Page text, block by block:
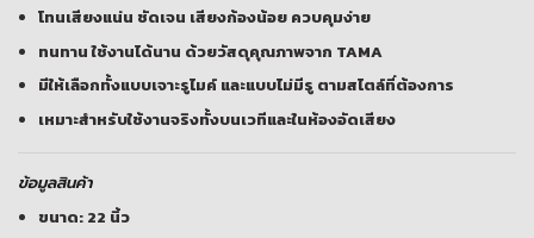
โทนเสียงแน่น ชัดเจน เสียงก้องน้อย ควบคุมง่าย
ทนทาน ใช้งานได้นาน ด้วยวัสดุคุณภาพจาก TAMA
มีให้เลือกทั้งแบบเจาะรูไมค์ และแบบไม่มีรู ตามสไตล์ที่ต้องการ
เหมาะสำหรับใช้งานจริงทั้งบนเวทีและในห้องอัดเสียง
ข้อมูลสินค้า
ขนาด: 22 นิ้ว